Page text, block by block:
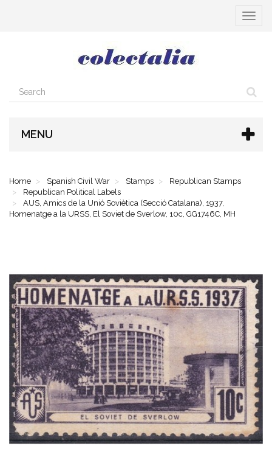
Toggle
MENU
Home Spanish Civil War Stamps
Republican Stamps
Republican Political Labels
AUS, Amics de la Unió Soviètica (Secció Catalana), 1937,
Homenatge a la URSS, El Soviet de Sverlow, 10c, GG1746C, MH